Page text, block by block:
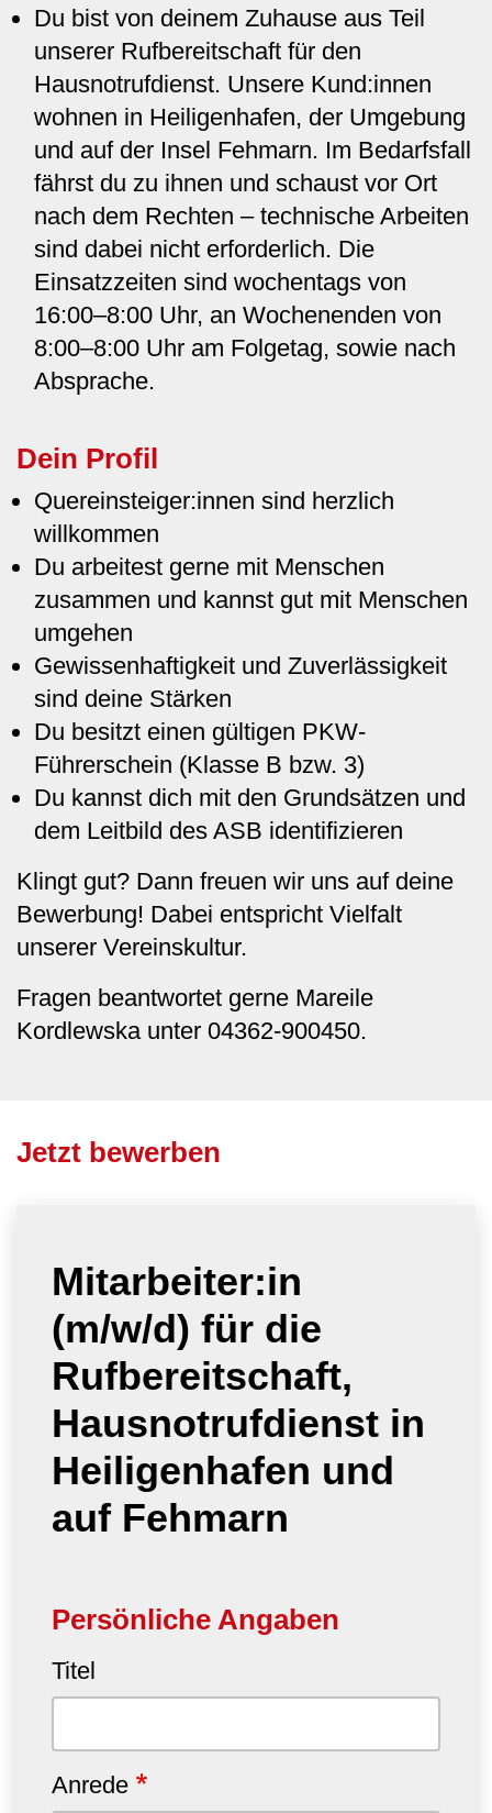
Du bist von deinem Zuhause aus Teil
unserer Rufbereitschaft für den
Hausnotrufdienst. Unsere Kund:innen
wohnen in Heiligenhafen, der Umgebung
und auf der Insel Fehmarn. Im Bedarfsfall
fährst du zu ihnen und schaust vor Ort
nach dem Rechten – technische Arbeiten
sind dabei nicht erforderlich. Die
Einsatzzeiten sind wochentags von
16:00–8:00 Uhr, an Wochenenden von
8:00–8:00 Uhr am Folgetag, sowie nach
Absprache.
Dein Profil
Quereinsteiger:innen sind herzlich
willkommen
Du arbeitest gerne mit Menschen
zusammen und kannst gut mit Menschen
umgehen
Gewissenhaftigkeit und Zuverlässigkeit
sind deine Stärken
Du besitzt einen gültigen PKW-
Führerschein (Klasse B bzw. 3)
Du kannst dich mit den Grundsätzen und
dem Leitbild des ASB identifizieren
Klingt gut? Dann freuen wir uns auf deine
Bewerbung! Dabei entspricht Vielfalt
unserer Vereinskultur.
Fragen beantwortet gerne Mareile
Kordlewska unter 04362-900450.
Jetzt bewerben
Mitarbeiter:in
(m/w/d) für die
Rufbereitschaft,
Hausnotrufdienst in
Heiligenhafen und
auf Fehmarn
Persönliche Angaben
Titel
Anrede